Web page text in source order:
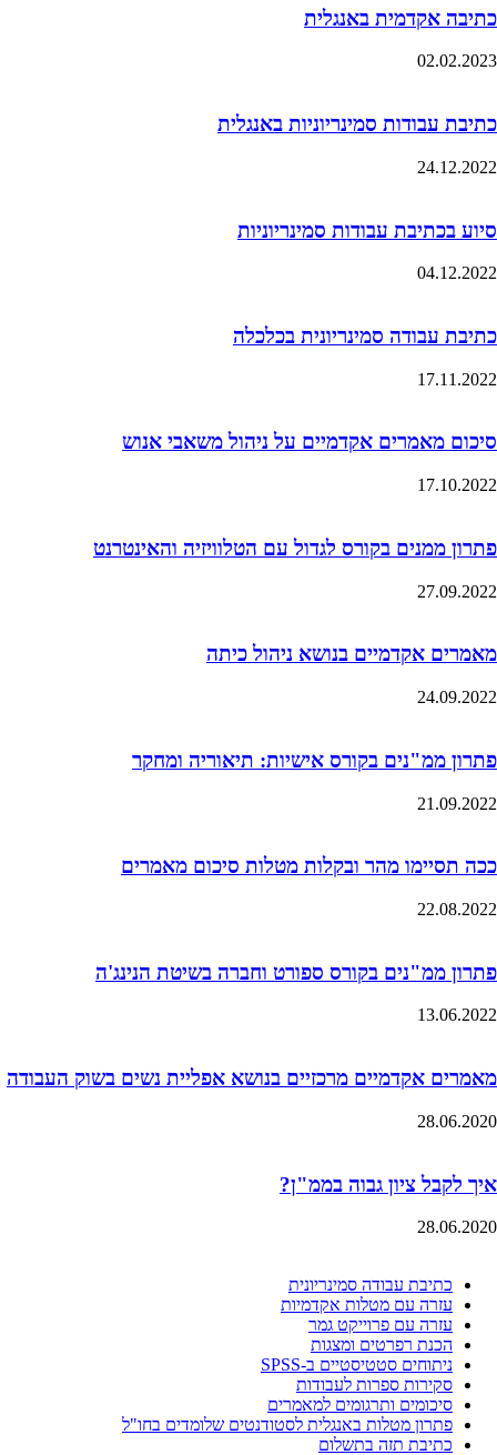
כתיבה אקדמית באנגלית
02.02.2023
כתיבת עבודות סמינריוניות באנגלית
24.12.2022
סיוע בכתיבת עבודות סמינריוניות
04.12.2022
כתיבת עבודה סמינריונית בכלכלה
17.11.2022
סיכום מאמרים אקדמיים על ניהול משאבי אנוש
17.10.2022
פתרון ממנים בקורס לגדול עם הטלוויזיה והאינטרנט
27.09.2022
מאמרים אקדמיים בנושא ניהול כיתה
24.09.2022
פתרון ממ"נים בקורס אישיות: תיאוריה ומחקר
21.09.2022
ככה תסיימו מהר ובקלות מטלות סיכום מאמרים
22.08.2022
פתרון ממ"נים בקורס ספורט וחברה בשיטת הנינג'ה
13.06.2022
מאמרים אקדמיים מרכזיים בנושא אפליית נשים בשוק העבודה
28.06.2020
איך לקבל ציון גבוה בממ"ן?
28.06.2020
כתיבת עבודה סמינריונית
עזרה עם מטלות אקדמיות
עזרה עם פרוייקט גמר
הכנת רפרטים ומצגות
ניתוחים סטטיסטיים ב-SPSS
סקירות ספרות לעבודות
סיכומים ותרגומים למאמרים
פתרון מטלות באנגלית לסטודנטים שלומדים בחו"ל
כתיבת תזה בתשלום